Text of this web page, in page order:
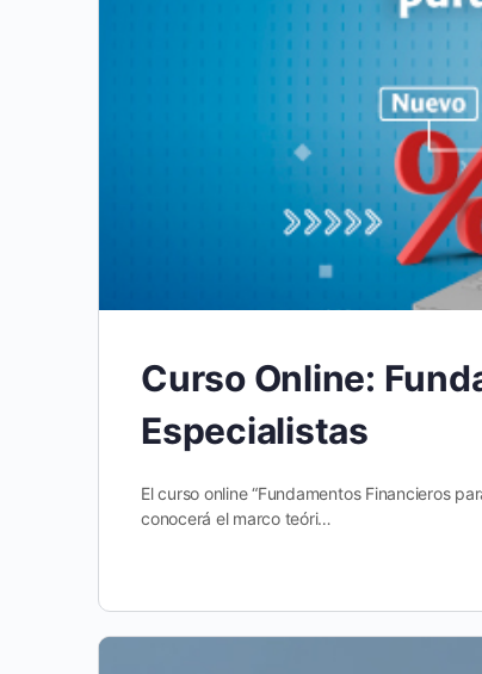
Curso Online:
Especialistas
El curso online “Fundamentos Financieros
conocerá el marco teóri…